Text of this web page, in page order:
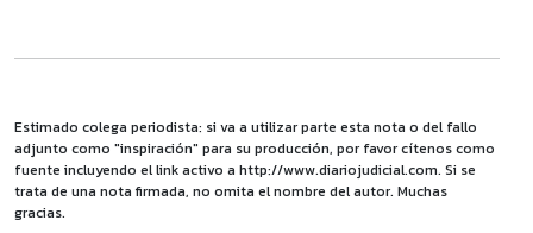
Estimado colega periodista: si va a utilizar parte esta nota o del fallo
adjunto como "inspiración" para su producción, por favor cítenos como
fuente incluyendo el link activo a http://www.diariojudicial.com. Si se
trata de una nota firmada, no omita el nombre del autor. Muchas
gracias.